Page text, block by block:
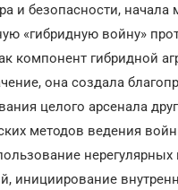
и безопасности, начала
«гибридную войну»
компонент гибридной
она создала
целого арсенала
методов ведения
инициирование